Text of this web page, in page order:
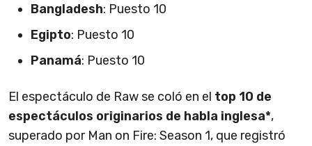
Bangladesh: Puesto 10
Egipto: Puesto 10
Panamá: Puesto 10
El espectáculo de Raw se coló en el top 10 de
espectáculos originarios de habla inglesa*,
superado por Man on Fire: Season 1, que registró